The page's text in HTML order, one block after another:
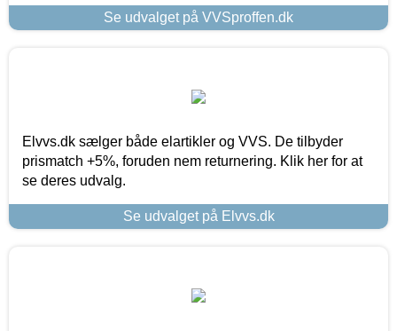
Se udvalget på VVSproffen.dk
Elvvs.dk sælger både elartikler og VVS. De tilbyder
prismatch +5%, foruden nem returnering. Klik her for at
se deres udvalg.
Se udvalget på Elvvs.dk